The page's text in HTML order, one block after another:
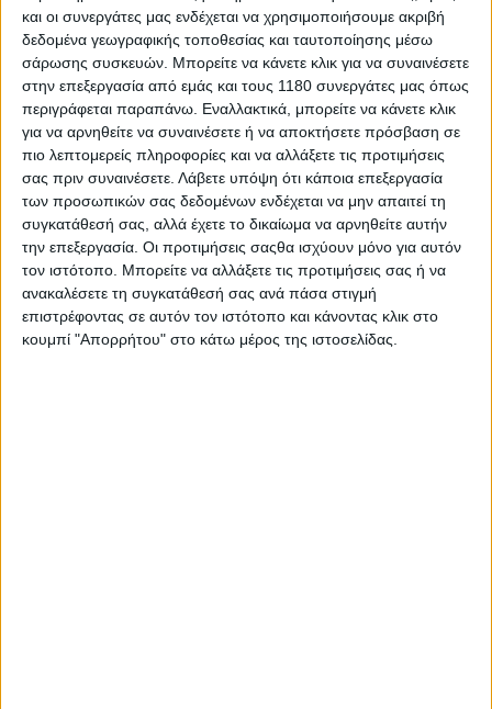
και οι συνεργάτες μας ενδέχεται να χρησιμοποιήσουμε ακριβή
δεδομένα γεωγραφικής τοποθεσίας και ταυτοποίησης μέσω
σάρωσης συσκευών. Μπορείτε να κάνετε κλικ για να συναινέσετε
στην επεξεργασία από εμάς και τους 1180 συνεργάτες μας όπως
περιγράφεται παραπάνω. Εναλλακτικά, μπορείτε να κάνετε κλικ
για να αρνηθείτε να συναινέσετε ή να αποκτήσετε πρόσβαση σε
πιο λεπτομερείς πληροφορίες και να αλλάξετε τις προτιμήσεις
σας πριν συναινέσετε. Λάβετε υπόψη ότι κάποια επεξεργασία
των προσωπικών σας δεδομένων ενδέχεται να μην απαιτεί τη
συγκατάθεσή σας, αλλά έχετε το δικαίωμα να αρνηθείτε αυτήν
την επεξεργασία. Οι προτιμήσεις σαςθα ισχύουν μόνο για αυτόν
τον ιστότοπο. Μπορείτε να αλλάξετε τις προτιμήσεις σας ή να
ανακαλέσετε τη συγκατάθεσή σας ανά πάσα στιγμή
επιστρέφοντας σε αυτόν τον ιστότοπο και κάνοντας κλικ στο
κουμπί "Απορρήτου" στο κάτω μέρος της ιστοσελίδας.
μεταφέρουν τον εξοπλισμό τους από ήπειρο σε
ήπειρο, όμως το ζήτημα του 4ουαγώνα παραμένει
ανοικτό.
Ο αγώνας στο Losail δεν μπορεί να διεξαχθεί με
κλειστό τον εναέριο χώρο, χώρια το ζήτημα
ασφαλείας από τον πόλεμο που δεν αναμένεται να
σταματήσει τις επόμενες 4 εβδομάδες όπως
ανακοίνωσε η πλευρά των ΗΠΑ.